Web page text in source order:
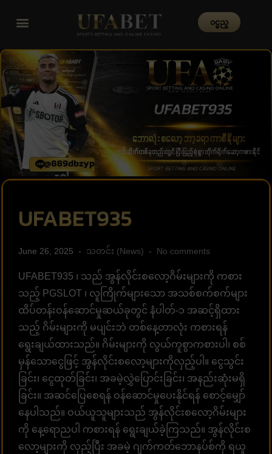
၀င္မည္
UFABET935
June 26, 2025 သတင်း (News) No comments
UFABET935 ၊ သည် အွန်လိုင်းစလော့ဂိမ်းများကို ကစား
သည့် PGSLOT ၊ လူကြိုက်များသော အသစ်စက်စက်များ
ထိပ်တန်းဝန်ဆောင်မှုဆယ်ခုတွင် နံပါတ်-၁ အဆင့်ရှိထား
သည့် ဂိမ်းများကို မပျင်းဘဲ တစ်နေ့တာလုံး ကစားရန်
ရွေးချယ်ထားသည်။ ဂိမ်းများကို လွယ်ကူစွာကစားပါ၊ စစ်
မှန်သောငွေဖြင့် အွန်လိုင်းစလော့များကိုလှည့်ပါ။ ငွေသွင်း
ခြင်း၊ ငွေထုတ်ခြင်း၊ အခမဲ့လွှဲပြောင်းခြင်း၊ အနည်းဆုံးမရှိ
ခြင်း။ အဆင်ပြေစေရန် ဝန်ဆောင်မှုပေးနိုင်ရန် စောင့်မျှော်
နေပါသည်။ ဝယ်ယူသူများသည် အွန်လိုင်းစလော့ဂိမ်းများ
ကို နေ့ရောညပါ ကစားရန် ရွေးချယ်ခဲ့ကြသည်။ အွန်လိုင်းစ
လော့များကို လှည့်ပြီး အခမဲ့ ဂျက်ကတ်ဘောနပ်စ်ကို ရယူ